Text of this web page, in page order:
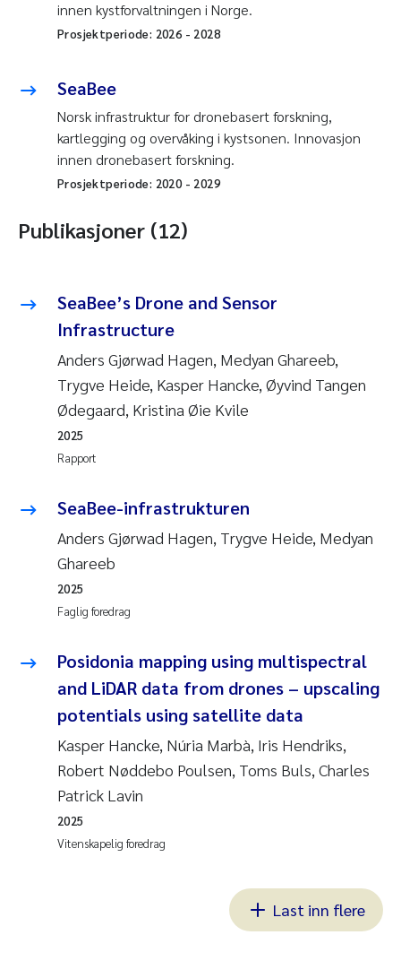
innen kystforvaltningen i Norge.
Prosjektperiode: 2026 - 2028
SeaBee
Norsk infrastruktur for dronebasert forskning,
kartlegging og overvåking i kystsonen. Innovasjon
innen dronebasert forskning.
Prosjektperiode: 2020- 2029
Publikasjoner (12)
SeaBee’s Drone and Sensor
Infrastructure
Anders Gjørwad Hagen, Medyan Ghareeb,
Trygve Heide, Kasper Hancke, Øyvind Tangen
Ødegaard, Kristina Øie Kvile
Rapport
2025
SeaBee-infrastrukturen
Anders Gjørwad Hagen, Trygve Heide, Medyan
Ghareeb
Faglig foredrag
2025
Posidonia mapping using multispectral
and LiDAR data from drones – upscaling
potentials using satellite data
Kasper Hancke, Núria Marbà, Iris Hendriks,
Robert Nøddebo Poulsen, Toms Buls, Charles
Patrick Lavin
Vitenskapelig foredrag
2025
Last inn flere